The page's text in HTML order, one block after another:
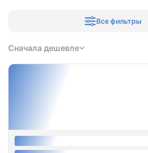
Все фильтры
Сначала дешевле